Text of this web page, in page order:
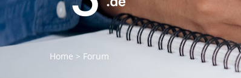
Home > Forum